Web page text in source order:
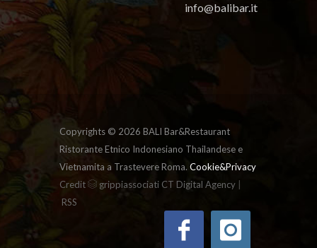
info@balibar.it
Copyrights © 2026 BALI Bar&Restaurant
Ristorante Etnico Indonesiano Thailandese e
Vietnamita a Trastevere Roma. Cookie&Privacy
Credit
grippiassociati CT Digital Agency |
RSS